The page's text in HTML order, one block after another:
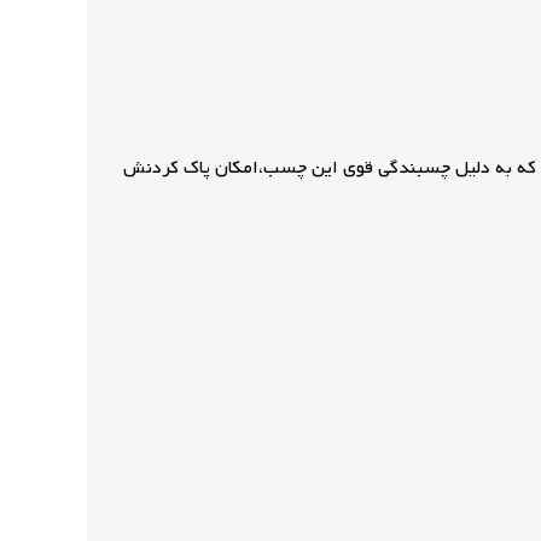
شده.شاید فکر کنین که به دلیل چسبندگی قوی این چسب،امکان پاک کردنش